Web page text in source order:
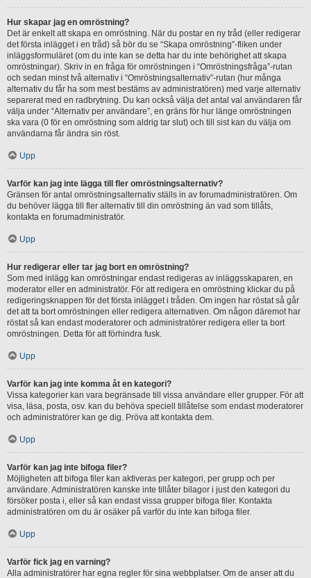
Hur skapar jag en omröstning?
Det är enkelt att skapa en omröstning. När du postar en ny tråd (eller redigerar
det första inlägget i en tråd) så bör du se “Skapa omröstning”-fliken under
inläggsformuläret (om du inte kan se detta har du inte behörighet att skapa
omröstningar). Skriv in en fråga för omröstningen i “Omröstningsfråga”-rutan
och sedan minst två alternativ i “Omröstningsalternativ”-rutan (hur många
alternativ du får ha som mest bestäms av administratören) med varje alternativ
separerat med en radbrytning. Du kan också välja det antal val användaren får
välja under “Alternativ per användare”, en gräns för hur länge omröstningen
ska vara (0 för en omröstning som aldrig tar slut) och till sist kan du välja om
användarna får ändra sin röst.
Upp
Varför kan jag inte lägga till fler omröstningsalternativ?
Gränsen för antal omröstningsalternativ ställs in av forumadministratören. Om
du behöver lägga till fler alternativ till din omröstning än vad som tillåts,
kontakta en forumadministratör.
Upp
Hur redigerar eller tar jag bort en omröstning?
Som med inlägg kan omröstningar endast redigeras av inläggsskaparen, en
moderator eller en administratör. För att redigera en omröstning klickar du på
redigeringsknappen för det första inlägget i tråden. Om ingen har röstat så går
det att ta bort omröstningen eller redigera alternativen. Om någon däremot har
röstat så kan endast moderatorer och administratörer redigera eller ta bort
omröstningen. Detta för att förhindra fusk.
Upp
Varför kan jag inte komma åt en kategori?
Vissa kategorier kan vara begränsade till vissa användare eller grupper. För att
visa, läsa, posta, osv. kan du behöva speciell tillåtelse som endast moderatorer
och administratörer kan ge dig. Pröva att kontakta dem.
Upp
Varför kan jag inte bifoga filer?
Möjligheten att bifoga filer kan aktiveras per kategori, per grupp och per
användare. Administratören kanske inte tillåter bilagor i just den kategori du
försöker posta i, eller så kan endast vissa grupper bifoga filer. Kontakta
administratören om du är osäker på varför du inte kan bifoga filer.
Upp
Varför fick jag en varning?
Alla administratörer har egna regler för sina webbplatser. Om de anser att du